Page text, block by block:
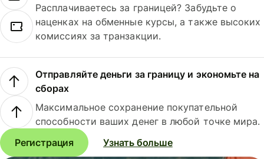
Расплачиваетесь за границей? Забудьте о
наценках на обменные курсы, а также высоких
комиссиях за транзакции.
Отправляйте деньги за границу и экономьте на
сборах
Максимальное сохранение покупательной
способности ваших денег в любой точке мира.
Регистрация
Узнать больше